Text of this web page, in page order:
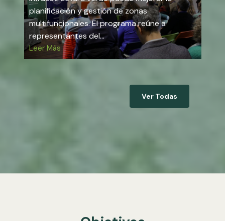
planificación y gestión de zonas
multifuncionales. El programa reúne a
representantes del…
Leer Más
Ver Todas